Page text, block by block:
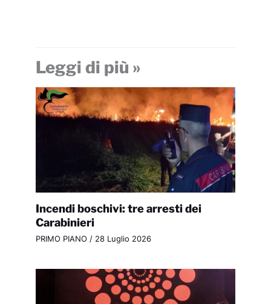
Leggi di più »
Incendi boschivi: tre arresti dei
Carabinieri
PRIMO PIANO / 28 Luglio 2026